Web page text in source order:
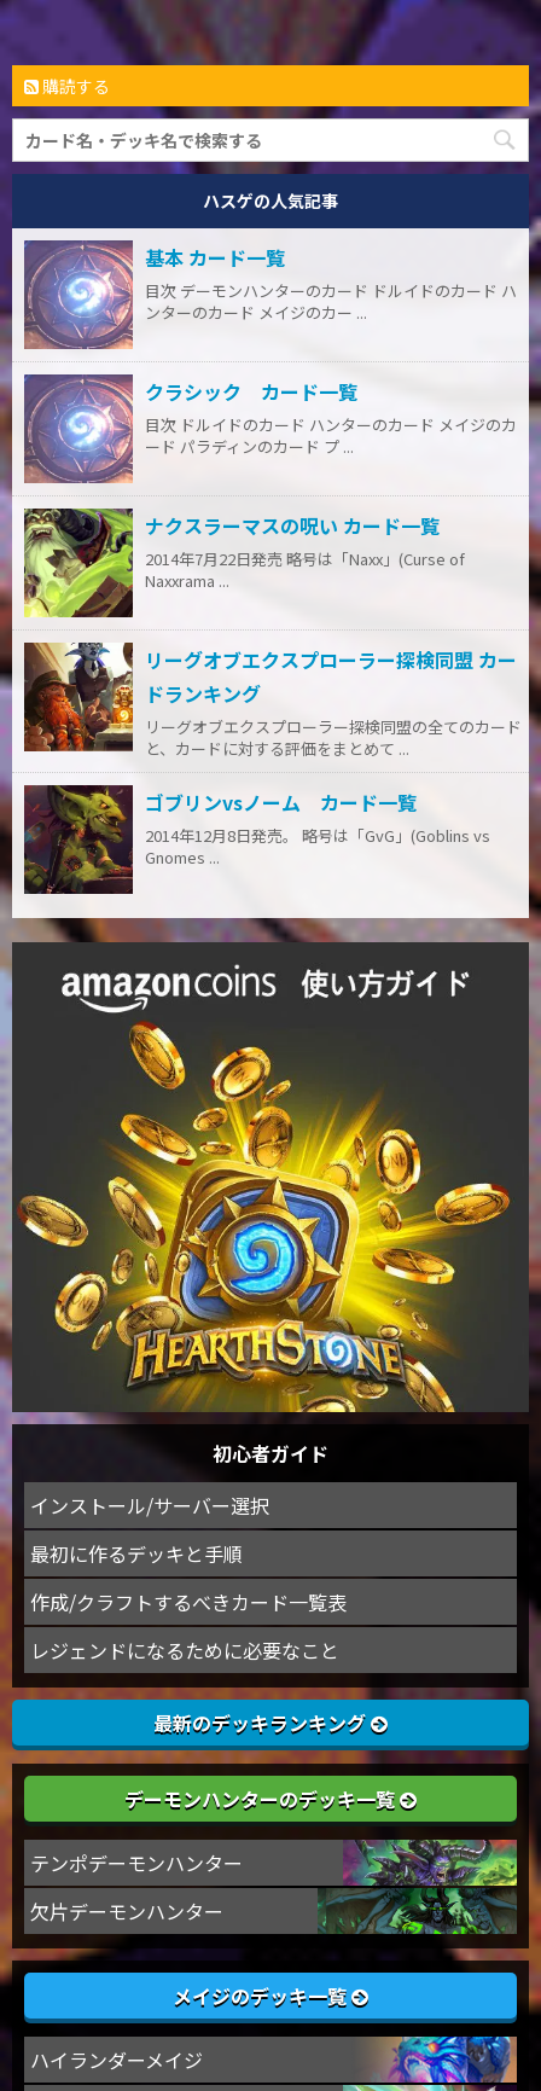
購読する
ハスゲの人気記事
基本 カード一覧
目次 デーモンハンターのカード ドルイドのカード ハ
ンターのカード メイジのカー ...
クラシック カード一覧
目次 ドルイドのカード ハンターのカード メイジのカ
ード パラディンのカード プ ...
ナクスラーマスの呪い カード一覧
2014年7月22日発売 略号は「Naxx」(Curse of
Naxxrama ...
リーグオブエクスプローラー探検同盟 カー
ドランキング
リーグオブエクスプローラー探検同盟の全てのカード
と、カードに対する評価をまとめて ...
ゴブリンvsノーム カード一覧
2014年12月8日発売。 略号は「GvG」(Goblins vs
Gnomes ...
初心者ガイド
インストール/サーバー選択
最初に作るデッキと手順
作成/クラフトするべきカード一覧表
レジェンドになるために必要なこと
最新のデッキランキング
デーモンハンターのデッキ一覧
テンポデーモンハンター
欠片デーモンハンター
メイジのデッキ一覧
ハイランダーメイジ